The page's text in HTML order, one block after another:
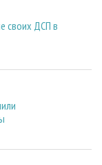
своих ДСП в